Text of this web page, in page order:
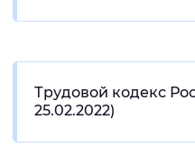
Трудовой кодекс
25.02.2022)